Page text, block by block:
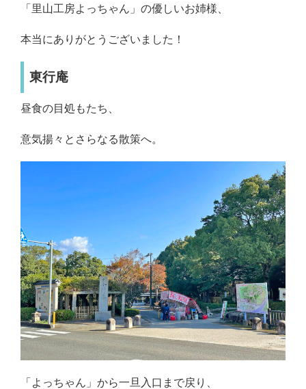
「里山工房よっちゃん」の優しいお姉様、
本当にありがとうございました！
東行庵
昼食の目処もたち、
意気揚々とさらなる散策へ。
「よっちゃん」から一旦入口まで戻り、